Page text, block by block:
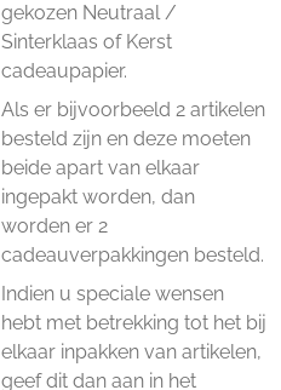
gekozen Neutraal /
Sinterklaas of Kerst
cadeaupapier.
Als er bijvoorbeeld 2 artikelen
besteld zijn en deze moeten
beide apart van elkaar
ingepakt worden, dan
worden er 2
cadeauverpakkingen besteld.
Indien u speciale wensen
hebt met betrekking tot het bij
elkaar inpakken van artikelen,
geef dit dan aan in het